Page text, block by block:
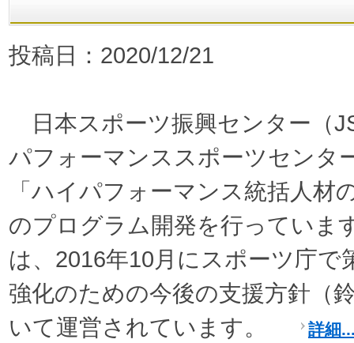
投稿日：2020/12/21
日本スポーツ振興センター（
パフォーマンススポーツセンタ
「ハイパフォーマンス統括人材
のプログラム開発を行っていま
は、2016年10月にスポーツ庁で
強化のための今後の支援方針（
いて運営されています。
詳細